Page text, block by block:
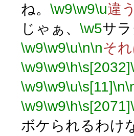
ね。 \w9\w9\u違
じゃぁ、 \w5サ
\w9\w9\u\n\nそ
\w9\w9\h\s[2032]
\w9\w9\u\s[11]\n
\w9\w9\h\s[2071]
ボケられるわけ